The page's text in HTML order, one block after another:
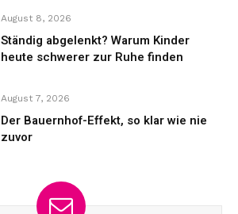
August 8, 2026
Ständig abgelenkt? Warum Kinder
heute schwerer zur Ruhe finden
August 7, 2026
Der Bauernhof-Effekt, so klar wie nie
zuvor